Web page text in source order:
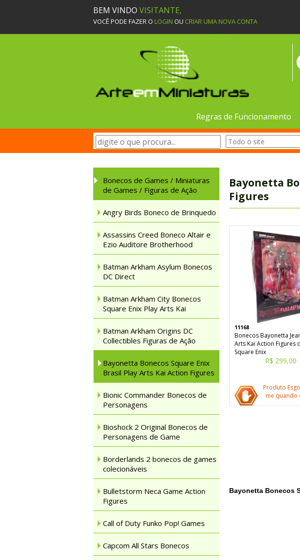
BEM VINDO VISITANTE,
VOCÊ PODE FAZER O LOGIN OU CRIAR UMA NOVA CONTA
Regras de Funcionamento
Bonecos de Games / Miniaturas
de Games / Figuras de Ação
Angry Birds Boneco de Brinquedo
Assassins Creed Boneco Altair e
Ezio Auditore Brotherhood
Batman Arkham Asylum Bonecos
DC Direct
Batman Arkham City Bonecos
Square Enix Play Arts Kai
Batman Arkham Origins DC
Collectibles Figuras de Ação
Bayonetta Bonecos Square Enix
Brasil Play Arts Kai Action Figures
Bionic Commander Bonecos de
Personagens
Bioshock 2 Original Bonecos de
Personagens de Game
Borderlands 2 bonecos de games
colecionáveis
Bulletstorm Neca Game Action
Figures
Call of Duty Funko Pop! Games
Capcom All Stars Bonecos
Bayonetta
Figures
11168
Bonecos Bayonetta
Arts Kai Action Figures
Square Enix
R$ 299,00
Produto
me quando
Bayonetta Bonecos